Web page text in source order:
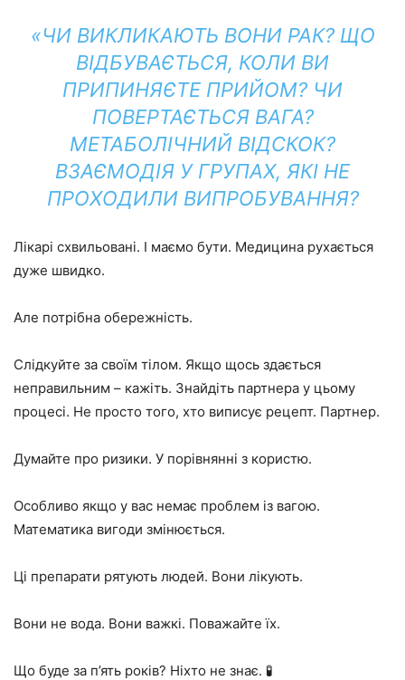
«ЧИ ВИКЛИКАЮТЬ ВОНИ РАК? ЩО
ВІДБУВАЄТЬСЯ, КОЛИ ВИ
ПРИПИНЯЄТЕ ПРИЙОМ? ЧИ
ПОВЕРТАЄТЬСЯ ВАГА?
МЕТАБОЛІЧНИЙ ВІДСКОК?
ВЗАЄМОДІЯ У ГРУПАХ, ЯКІ НЕ
ПРОХОДИЛИ ВИПРОБУВАННЯ?
Лікарі схвильовані. І маємо бути. Медицина рухається
дуже швидко.
Але потрібна обережність.
Слідкуйте за своїм тілом. Якщо щось здається
неправильним – кажіть. Знайдіть партнера у цьому
процесі. Не просто того, хто виписує рецепт. Партнер.
Думайте про ризики. У порівнянні з користю.
Особливо якщо у вас немає проблем із вагою.
Математика вигоди змінюється.
Ці препарати рятують людей. Вони лікують.
Вони не вода. Вони важкі. Поважайте їх.
Що буде за п’ять років? Ніхто не знає. 🧪